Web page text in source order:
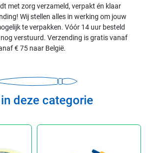
met zorg verzameld, verpakt én klaar
Wij stellen alles in werking om jouw
te verpakken. Vóór 14 uur besteld
verstuurd. Verzending is gratis vanaf
€ 75 naar België.
deze categorie